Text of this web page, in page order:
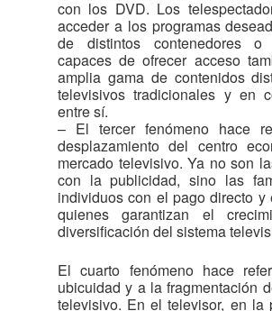
con los DVD. Los
acceder a los programas
de distintos contenedores o
capaces de ofrecer acceso
amplia gama de contenidos
televisivos tradicionales y en
entre sí.
– El tercer fenómeno hace
desplazamiento del centro
mercado televisivo. Ya no son
con la publicidad, sino las
individuos con el pago directo y
quienes garantizan el
diversificación del sistema
El cuarto fenómeno hace
ubicuidad y a la fragmentación
televisivo. En el televisor, en la